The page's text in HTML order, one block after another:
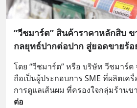
“วีชมาร์ต” สินค้าราคาหลักสิบ ข
กลยุทธ์ปากต่อปาก สู่ยอดขายร้อ
โดย “วีชมาร์ต” หรือ บริษัท วีชมาร์ต
ถือเป็นผู้ประกอบการ SME ที่ผลิตเค
การดูแลเส้นผม ที่ครองใจกลุ่มร้านข
ต่อ